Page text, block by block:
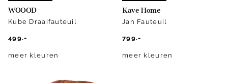
WOOOD
Kube Draaifauteuil
499.-
meer kleuren
Kave Home
Jan Fauteuil
799.-
meer kleuren